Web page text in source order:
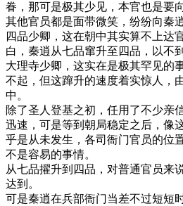
眷，那可是极其少见，本官也是要
其他官员都是面带微笑，纷纷向秦
四品少卿，这在朝中其实算不上达
白，秦逍从七品窜升至四品，以不
大理寺少卿，这实在是极其罕见的
不起，但这蹿升的速度着实惊人，
中。
除了圣人登基之初，任用了不少亲
迅速，可是等到朝局稳定之后，像
乎是从未发生，各司衙门官员的位
不是容易的事情。
从七品擢升到四品，对普通官员来
达到。
可是秦逍在兵部衙门当差不过短短